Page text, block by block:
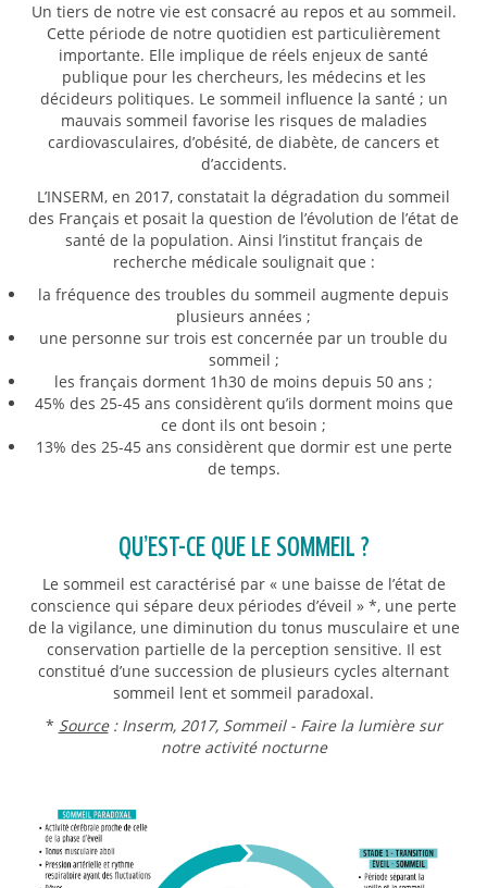
Un tiers de notre vie est consacré au repos et au sommeil.
Cette période de notre quotidien est particulièrement
importante. Elle implique de réels enjeux de santé
publique pour les chercheurs, les médecins et les
décideurs politiques. Le sommeil influence la santé ; un
mauvais sommeil favorise les risques de maladies
cardiovasculaires, d’obésité, de diabète, de cancers et
d’accidents.
L’INSERM, en 2017, constatait la dégradation du sommeil
des Français et posait la question de l’évolution de l’état de
santé de la population. Ainsi l’institut français de
recherche médicale soulignait que :
la fréquence des troubles du sommeil augmente depuis
plusieurs années ;
une personne sur trois est concernée par un trouble du
sommeil ;
les français dorment 1h30 de moins depuis 50 ans ;
45% des 25-45 ans considèrent qu’ils dorment moins que
ce dont ils ont besoin ;
13% des 25-45 ans considèrent que dormir est une perte
de temps.
QU’EST-CE QUE LE SOMMEIL ?
Le sommeil est caractérisé par « une baisse de l’état de
conscience qui sépare deux périodes d’éveil » *, une perte
de la vigilance, une diminution du tonus musculaire et une
conservation partielle de la perception sensitive. Il est
constitué d’une succession de plusieurs cycles alternant
sommeil lent et sommeil paradoxal.
* Source: Inserm, 2017, Sommeil - Faire la lumière sur
notre activité nocturne